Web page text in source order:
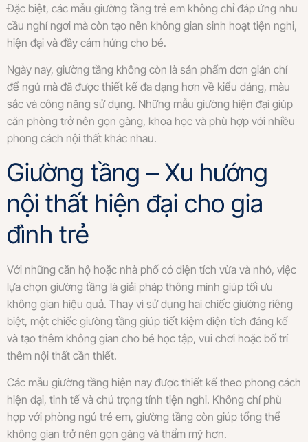
Đặc biệt, các mẫu giường tầng trẻ em không chỉ đáp ứng nhu
cầu nghỉ ngơi mà còn tạo nên không gian sinh hoạt tiện nghi,
hiện đại và đầy cảm hứng cho bé.
Ngày nay, giường tầng không còn là sản phẩm đơn giản chỉ
để ngủ mà đã được thiết kế đa dạng hơn về kiểu dáng, màu
sắc và công năng sử dụng. Những mẫu giường hiện đại giúp
căn phòng trở nên gọn gàng, khoa học và phù hợp với nhiều
phong cách nội thất khác nhau.
Giường tầng – Xu hướng
nội thất hiện đại cho gia
đình trẻ
Với những căn hộ hoặc nhà phố có diện tích vừa và nhỏ, việc
lựa chọn giường tầng là giải pháp thông minh giúp tối ưu
không gian hiệu quả. Thay vì sử dụng hai chiếc giường riêng
biệt, một chiếc giường tầng giúp tiết kiệm diện tích đáng kể
và tạo thêm không gian cho bé học tập, vui chơi hoặc bố trí
thêm nội thất cần thiết.
Các mẫu giường tầng hiện nay được thiết kế theo phong cách
hiện đại, tinh tế và chú trọng tính tiện nghi. Không chỉ phù
hợp với phòng ngủ trẻ em, giường tầng còn giúp tổng thể
không gian trở nên gọn gàng và thẩm mỹ hơn.